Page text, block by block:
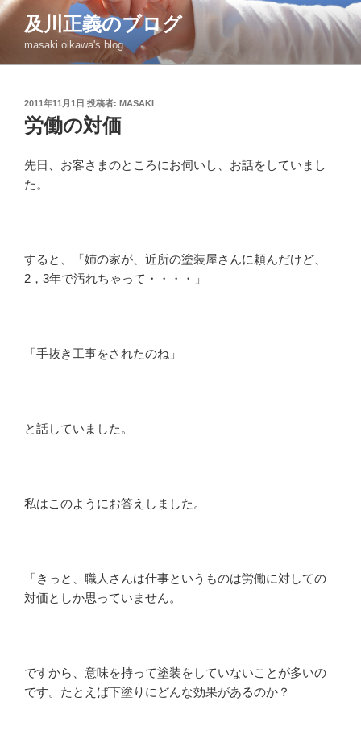
コ
ン
ン
及川正義のブログ
masaki oikawa's blog
投
稿
日:
2011年11月1日 投稿者: MASAKI
労働の対価
先日、お客さまのところにお伺いし、お話をしていまし
た。
すると、「姉の家が、近所の塗装屋さんに頼んだけど、
2，3年で汚れちゃって・・・・」
「手抜き工事をされたのね」
と話していました。
私はこのようにお答えしました。
「きっと、職人さんは仕事というものは労働に対しての
対価としか思っていません。
ですから、意味を持って塗装をしていないことが多いの
です。たとえば下塗りにどんな効果があるのか？